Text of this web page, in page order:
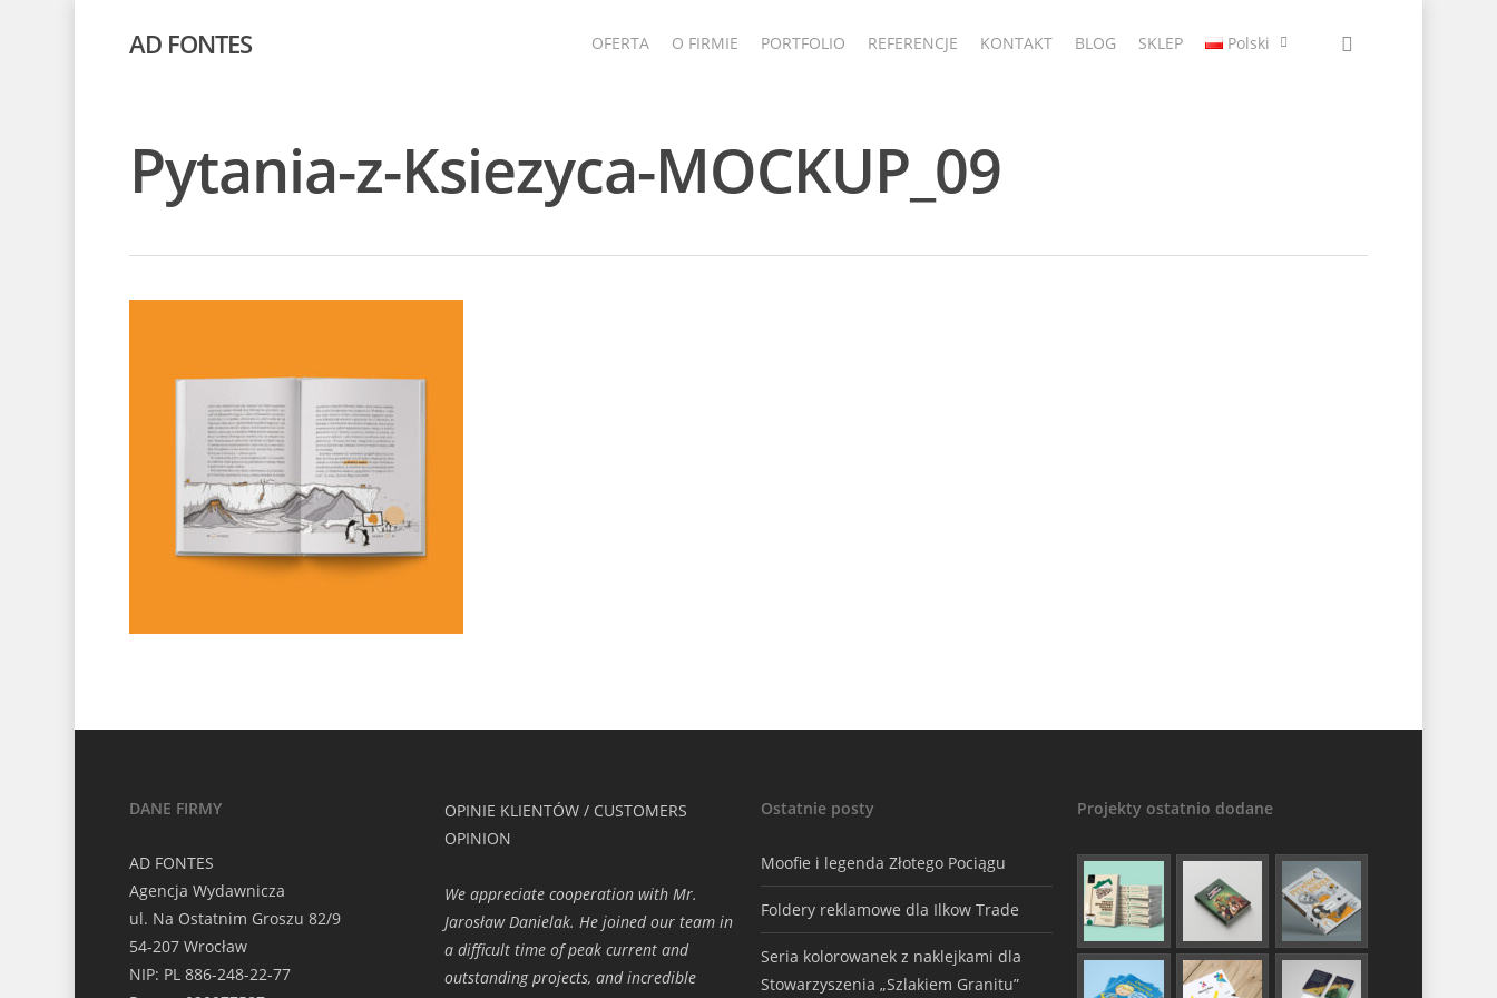
AD FONTES OFERTA O FIRMIE PORTFOLIO REFERENCJE KONTAKT BLOG SKLEP Polski
Pytania-z-Ksiezyca-MOCKUP_09
DANE FIRMY
AD FONTES
Agencja Wydawnicza
ul. Na Ostatnim Groszu 82/9
54-207 Wrocław
NIP: PL 886-248-22-77
OPINIE KLIENTÓW / CUSTOMERS
OPINION
We appreciate cooperation with Mr.
Jarosław Danielak. He joined our team in
a difficult time of peak current and
outstanding projects, and incredible
Ostatnie posty
Moofie i legenda Złotego Pociągu
Foldery reklamowe dla Ilkow Trade
Seria kolorowanek z naklejkami dla
Stowarzyszenia „Szlakiem Granitu”
Projekty ostatnio dodane